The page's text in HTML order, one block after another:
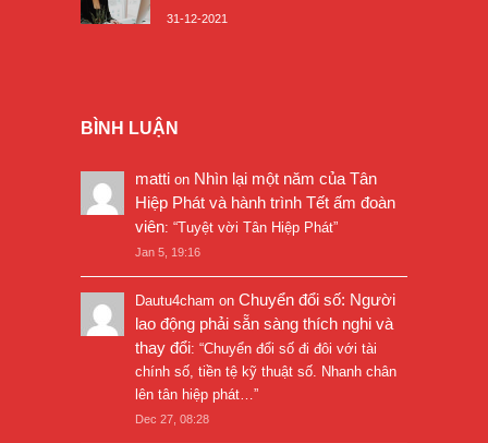
31-12-2021
BÌNH LUẬN
matti on Nhìn lại một năm của Tân
Hiệp Phát và hành trình Tết ấm đoàn
viên: “Tuyệt vời Tân Hiệp Phát”
Jan 5, 19:16
Dautu4cham on Chuyển đổi số: Người
lao động phải sẵn sàng thích nghi và
thay đổi: “Chuyển đổi số đi đôi với tài
chính số, tiền tệ kỹ thuật số. Nhanh chân
lên tân hiệp phát… ”
Dec 27, 08:28